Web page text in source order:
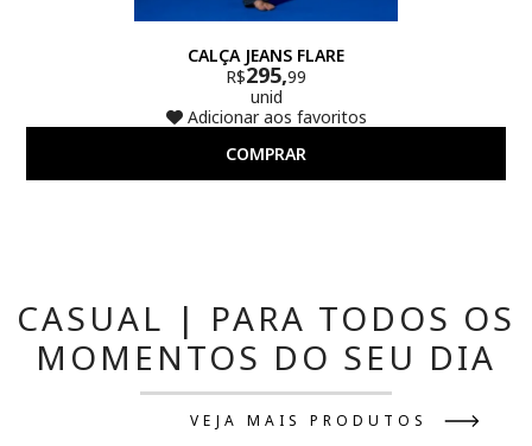
CALÇA JEANS FLARE
R$295,99
unid
Adicionar aos favoritos
COMPRAR
CASUAL | PARA TODOS OS
MOMENTOS DO SEU DIA
VEJA MAIS PRODUTOS